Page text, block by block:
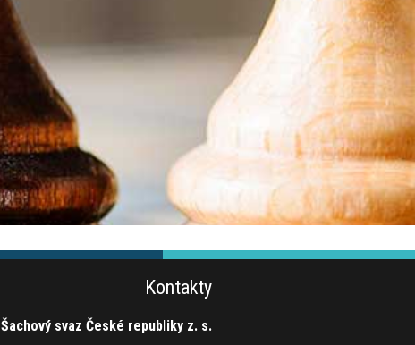
Kontakty
Šachový svaz České republiky z. s.